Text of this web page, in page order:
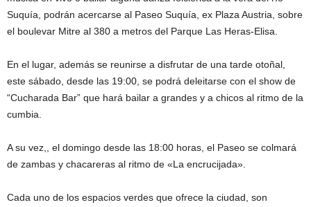
Suquía, podrán acercarse al Paseo Suquía, ex Plaza Austria, sobre
el boulevar Mitre al 380 a metros del Parque Las Heras-Elisa.
En el lugar, además se reunirse a disfrutar de una tarde otoñal,
este sábado, desde las 19:00, se podrá deleitarse con el show de
“Cucharada Bar” que hará bailar a grandes y a chicos al ritmo de la
cumbia.
A su vez,, el domingo desde las 18:00 horas, el Paseo se colmará
de zambas y chacareras al ritmo de «La encrucijada».
Cada uno de los espacios verdes que ofrece la ciudad, son